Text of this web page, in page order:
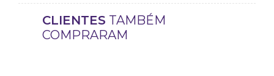
CLIENTES TAMBÉM
COMPRARAM